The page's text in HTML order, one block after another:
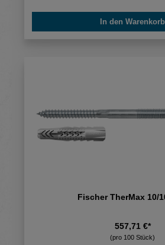
In den Warenkorb
Fischer TherMax 10/
557,71 €*
(pro 100 Stück)